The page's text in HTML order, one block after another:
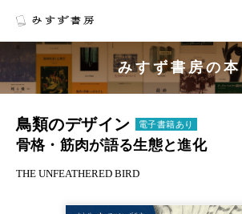
みすず書房の本
鳥類のデザイン 電子書籍あり
骨格・筋肉が語る生態と進化
THE UNFEATHERED BIRD